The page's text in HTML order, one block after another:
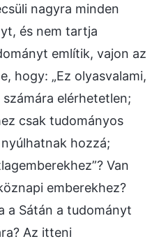
nagyra minden
és nem tartja
említik, vajon az
hogy: „Ez olyasvalami,
elérhetetlen;
csak tudományos
hozzá;
Van
emberekhez?
a Sátán a tudományt
Az itteni